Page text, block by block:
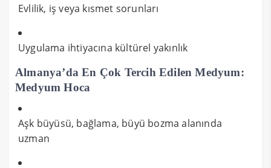
Evlilik, iş veya kısmet sorunları
Uygulama ihtiyacına kültürel yakınlık
Almanya’da En Çok Tercih Edilen Medyum:
Medyum Hoca
Aşk büyüsü, bağlama, büyü bozma alanında
uzman